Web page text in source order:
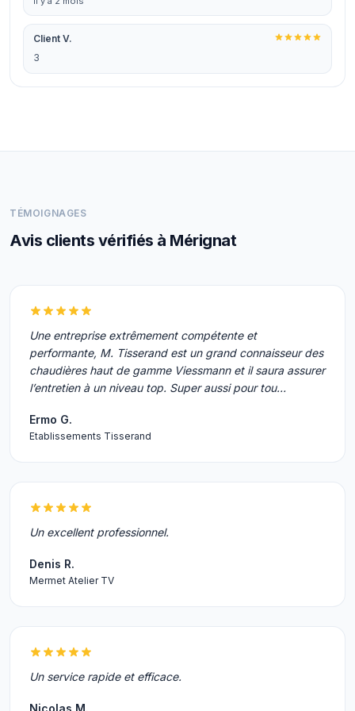
Client V.
3
TÉMOIGNAGES
Avis clients vérifiés à Mérignat
Une entreprise extrêmement compétente et
performante, M. Tisserand est un grand connaisseur des
chaudières haut de gamme Viessmann et il saura assurer
l’entretien à un niveau top. Super aussi pour tou…
Ermo G.
Etablissements Tisserand
Un excellent professionnel.
Denis R.
Mermet Atelier TV
Un service rapide et efficace.
Nicolas M.